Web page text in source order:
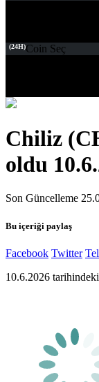
(24H)Coin Seç
Chiliz
oldu
Son Güncelleme
Bu içeriği paylaş
Facebook Twitter
10.6.2026